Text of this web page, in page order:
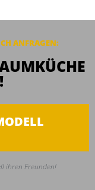
ANFRAGEN:
ihren Freunden!